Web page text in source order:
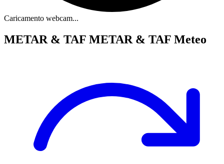
Caricamento webcam...
METAR & TAF METAR & TAF Meteo